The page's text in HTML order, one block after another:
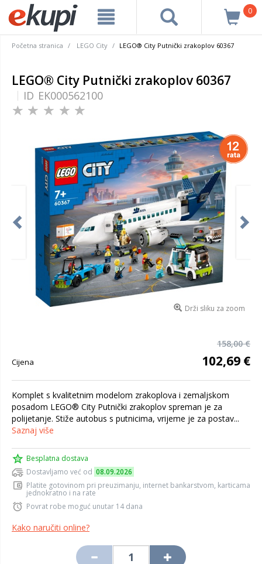
0
Početna stranica LEGO City LEGO® City Putnički zrakoplov 60367
LEGO® City Putnički zrakoplov 60367
ID EK000562100
Drži sliku za zoom
158,00 €
Cijena 102,69 €
Komplet s kvalitetnim modelom zrakoplova i zemaljskom
posadom LEGO® City Putnički zrakoplov spreman je za
polijetanje. Stiže autobus s putnicima, vrijeme je za postav...
Saznaj više
Besplatna dostava
Dostavljamo već od 08.09.2026
Platite gotovinom pri preuzimanju, internet bankarstvom, karticama
jednokratno i na rate
Povrat robe moguć unutar 14 dana
Kako naručiti online?